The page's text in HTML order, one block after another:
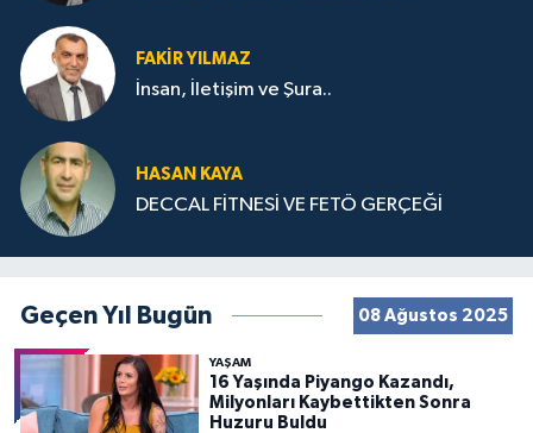
FAKIR YILMAZ
İnsan, İletişim ve Şura..
HASAN KAYA
DECCAL FİTNESİ VE FETÖ GERÇEĞİ
Geçen Yıl Bugün 08 Ağustos 2025
YAŞAM
16 Yaşında Piyango Kazandı,
Milyonları Kaybettikten Sonra
Huzuru Buldu